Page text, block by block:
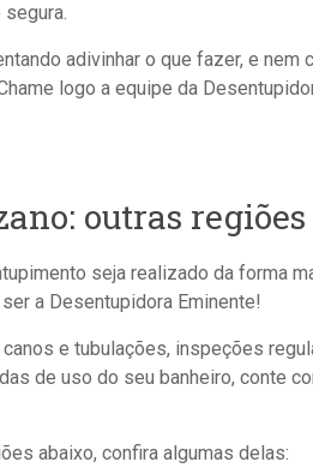
adivinhar o que fazer, e nem
logo a equipe da
outras
seja realizado da forma
a Desentupidora Eminente!
e tubulações, inspeções
de uso do seu banheiro, conte
abaixo, confira algumas delas: